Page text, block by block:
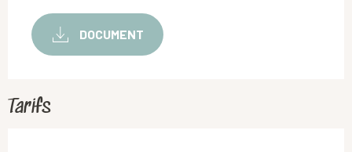
DOCUMENT
Tarifs